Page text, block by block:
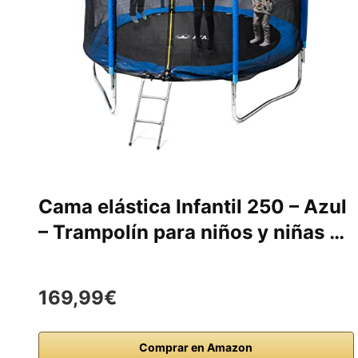
Cama elástica Infantil 250 – Azul
– Trampolín para niños y niñas …
169,99€
Comprar en Amazon